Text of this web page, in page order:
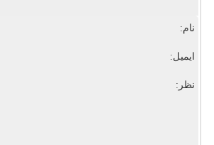
نام:
ایمیل:
نظر: